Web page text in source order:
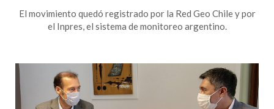
El movimiento quedó registrado por la Red Geo Chile y por
el Inpres, el sistema de monitoreo argentino.